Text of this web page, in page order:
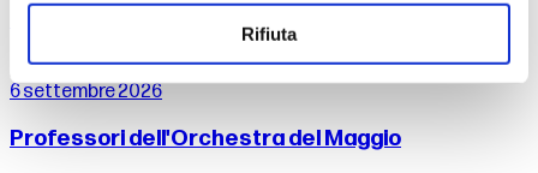
Rifiuta
6 settembre 2026
Professori dell'Orchestra del Maggio